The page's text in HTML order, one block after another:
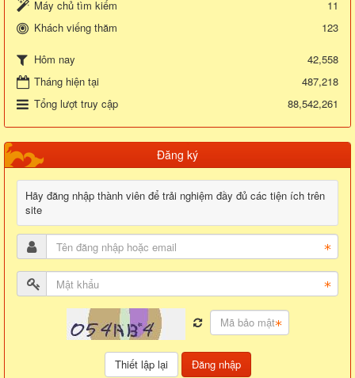
Máy chủ tìm kiếm
11
Khách viếng thăm
123
Hôm nay
42,558
Tháng hiện tại
487,218
Tổng lượt truy cập
88,542,261
Đăng ký
Hãy đăng nhập thành viên để trải nghiệm đầy đủ các tiện ích trên
site
Đăng nhập